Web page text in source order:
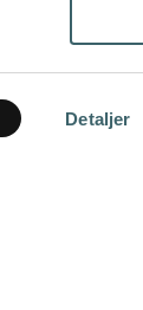
Detaljer